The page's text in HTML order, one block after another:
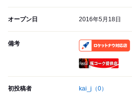
オープン日 2016年5月18日
備考
初投稿者 kai_j （0）